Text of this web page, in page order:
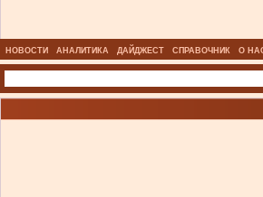
НОВОСТИ АНАЛИТИКА ДАЙДЖЕСТ СПРАВОЧНИК О